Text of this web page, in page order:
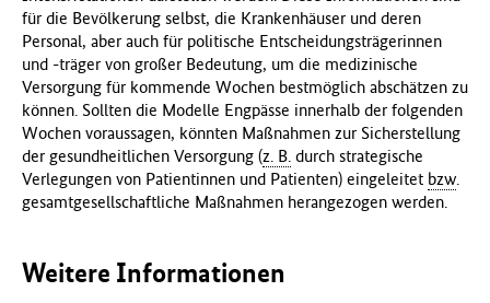
für die Bevölkerung selbst, die Krankenhäuser und deren
Personal, aber auch für politische Entscheidungsträgerinnen
und -träger von großer Bedeutung, um die medizinische
Versorgung für kommende Wochen bestmöglich abschätzen zu
können. Sollten die Modelle Engpässe innerhalb der folgenden
Wochen voraussagen, könnten Maßnahmen zur Sicherstellung
der gesundheitlichen Versorgung (z. B. durch strategische
Verlegungen von Patientinnen und Patienten) eingeleitet bzw
gesamtgesellschaftliche Maßnahmen herangezogen werden.
Weitere Informationen